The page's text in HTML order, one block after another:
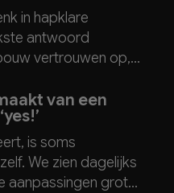
– en dát onthouden ze.
in hapklare
antwoord
vertrouwen op,
van een
is soms
We zien dagelijks
aanpassingen grote